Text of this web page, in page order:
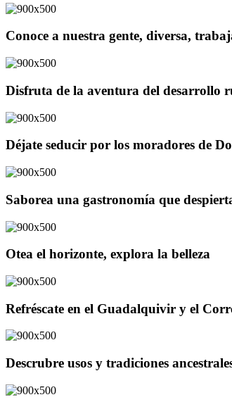
Conoce a nuestra gente, diversa,
Disfruta de la aventura del desarrollo
Déjate seducir por los moradores de
Saborea una gastronomía que
Otea el horizonte, explora la belleza
Refréscate en el Guadalquivir y el
Descrubre usos y tradiciones